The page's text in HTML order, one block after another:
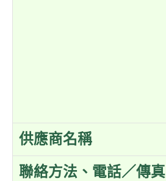
供應商名稱
聯絡方法、電話／傳真